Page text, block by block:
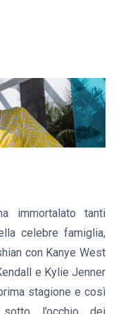
immortalato tanti
celebre famiglia,
con Kanye West
e Kylie Jenner
stagione e così